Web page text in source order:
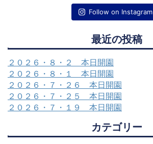
Follow on Instagram
最近の投稿
２０２６・８・２ 本日開園
２０２６・８・１ 本日開園
２０２６・７・２６ 本日開園
２０２６・７・２５ 本日開園
２０２６・７・１９ 本日開園
カテゴリー